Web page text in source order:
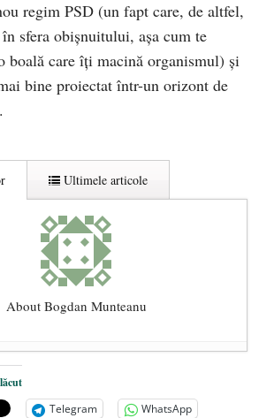
regim PSD (un fapt care, de altfel,
sfera obişnuitului, aşa cum te
boală care îţi macină organismul) şi
bine proiectat într-un orizont de
Ultimele articole
About Bogdan Munteanu
ateul şi rugăciunea
2020
Telegram
WhatsApp